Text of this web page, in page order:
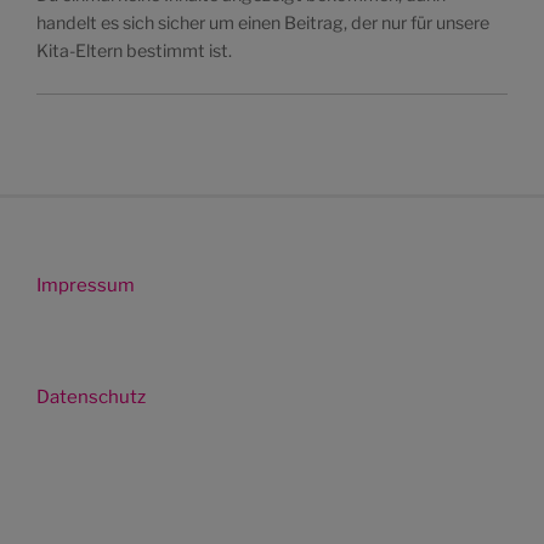
handelt es sich sicher um einen Beitrag, der nur für unsere
Kita-Eltern bestimmt ist.
Impressum
Datenschutz